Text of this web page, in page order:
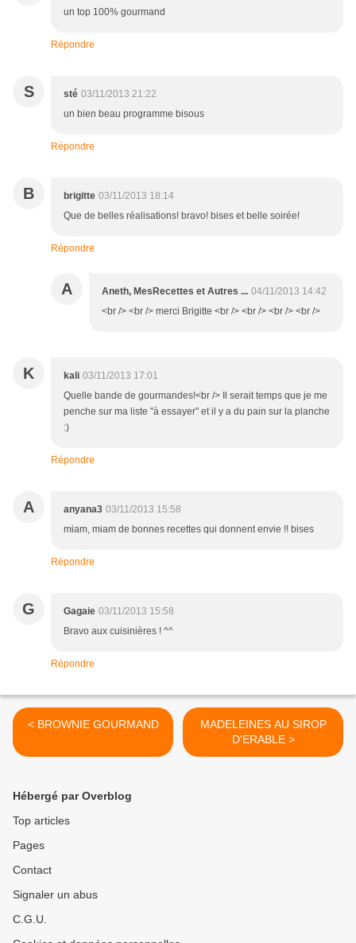
un top 100% gourmand
Répondre
S sté 03/11/2013 21:22
un bien beau programme bisous
Répondre
B brigitte 03/11/2013 18:14
Que de belles réalisations! bravo! bises et belle soirée!
Répondre
A Aneth, MesRecettes et Autres ... 04/11/2013 14:42
<br /> <br /> merci Brigitte <br /> <br /> <br /> <br />
K kali 03/11/2013 17:01
Quelle bande de gourmandes!<br /> Il serait temps que je me
penche sur ma liste "à essayer" et il y a du pain sur la planche
:)
Répondre
A anyana3 03/11/2013 15:58
miam, miam de bonnes recettes qui donnent envie !! bises
Répondre
G Gagaie 03/11/2013 15:58
Bravo aux cuisinières ! ^^
Répondre
< BROWNIE GOURMAND
MADELEINES AU SIROP
D'ERABLE >
Hébergé par Overblog
Top articles
Pages
Contact
Signaler un abus
C.G.U.